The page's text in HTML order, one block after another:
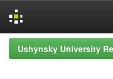
Skip
navigation
Ushynsky University